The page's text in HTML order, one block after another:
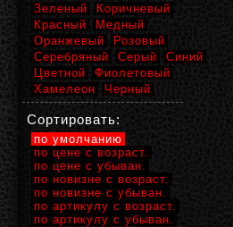
Зеленый
Коричневый
Красный
Медный
Оранжевый
Розовый
Серебряный
Серый
Синий
Цветной
Фиолетовый
Хамелеон
Черный
Сортировать:
по умолчанию
по цене с возраст.
по цене с убыван.
по новизне с возраст.
по новизне с убыван.
по артикулу с возраст.
по артикулу с убыван.